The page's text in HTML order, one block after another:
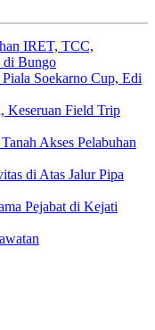
IRET, TCC,
di Bungo
Soekarno Cup, Edi
Keseruan Field Trip
Akses Pelabuhan
di Atas Jalur Pipa
Pejabat di Kejati